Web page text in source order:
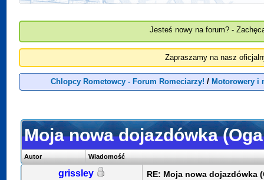
Jesteś nowy na forum? -
Zapraszamy na nasz
Chlopcy Rometowcy - Forum Romeciarzy! / Motorowery i
Moja nowa dojazdówka
Autor Wiadomość
grissley RE: Moja nowa dojazdówka